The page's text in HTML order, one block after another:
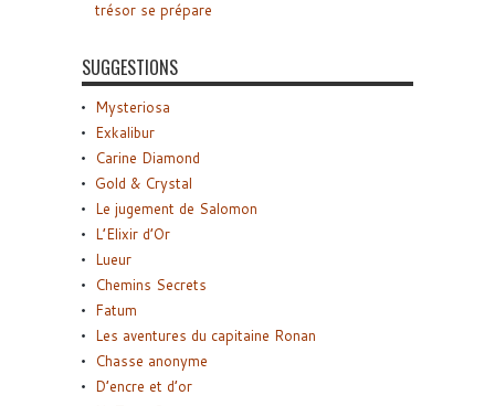
trésor se prépare
SUGGESTIONS
Mysteriosa
Exkalibur
Carine Diamond
Gold & Crystal
Le jugement de Salomon
L’Elixir d’Or
Lueur
Chemins Secrets
Fatum
Les aventures du capitaine Ronan
Chasse anonyme
D’encre et d’or